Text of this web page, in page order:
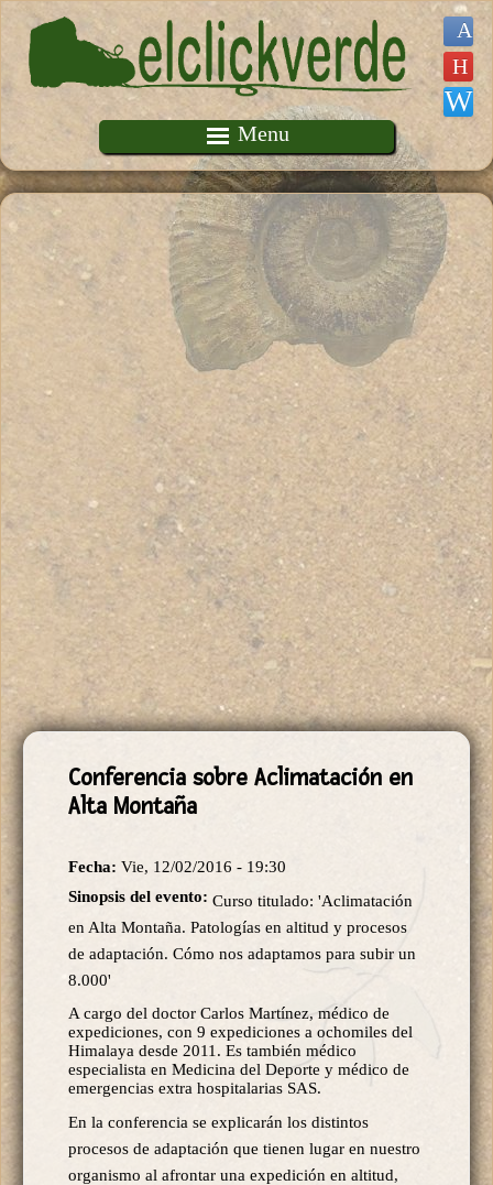
Pasar al contenido principal
Menu
Conferencia sobre Aclimatación en
Alta Montaña
Fecha: Vie, 12/02/2016 - 19:30
Sinopsis del evento: Curso titulado: 'Aclimatación
en Alta Montaña. Patologías en altitud y procesos
de adaptación. Cómo nos adaptamos para subir un
8.000'
A cargo del doctor Carlos Martínez, médico de
expediciones, con 9 expediciones a ochomiles del
Himalaya desde 2011. Es también médico
especialista en Medicina del Deporte y médico de
emergencias extra hospitalarias SAS.
En la conferencia se explicarán los distintos
procesos de adaptación que tienen lugar en nuestro
organismo al afrontar una expedición en altitud,